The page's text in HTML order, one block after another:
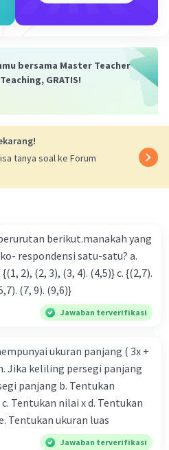
bersama Master Teacher
GRATIS!
tanya soal ke Forum
berikut.manakah yang
a.
{(3.4), (5,7). (7, 9). (9,6)}
Jawaban terverifikasi
ukuran panjang ( 3x +
Jika keliling persegi panjang
panjang b. Tentukan
Tentukan nilai x d. Tentukan
Tentukan ukuran luas
Jawaban terverifikasi